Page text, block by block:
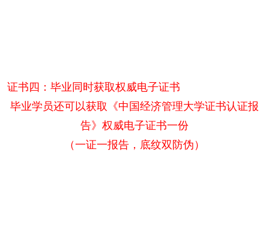
证书四：毕业同时获取权威电子证书
毕业学员还可以获取《中国经济管理大学证书认证报
告》权威电子证书一份
（一证一报告，底纹双防伪）